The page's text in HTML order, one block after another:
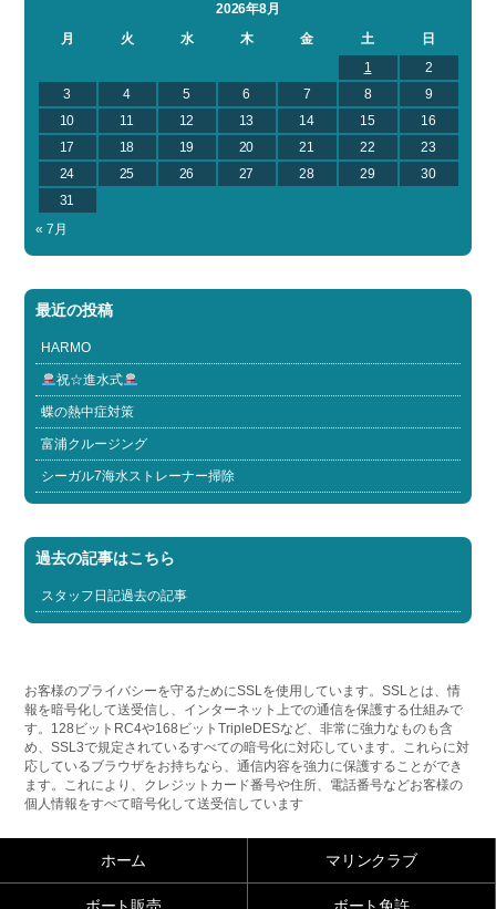
2026年8月
月
火 水 木 金 土
日
1
2
3
4 5 6 7 8
9
10
11 12 13 14 15
16
17
18 19 20 21 22
23
24
25 26 27 28 29
30
31
« 7月
最近の投稿
HARMO
祝☆進水式
蝶の熱中症対策
富浦クルージング
シーガル7海水ストレーナー掃除
過去の記事はこちら
スタッフ日記過去の記事
お客様のプライバシーを守るためにSSLを使用しています。SSLとは、情
報を暗号化して送受信し、インターネット上での通信を保護する仕組みで
す。128ビットRC4や168ビットTripleDESなど、非常に強力なものも含
め、SSL3で規定されているすべての暗号化に対応しています。これらに対
応しているブラウザをお持ちなら、通信内容を強力に保護することができ
ます。これにより、クレジットカード番号や住所、電話番号などお客様の
個人情報をすべて暗号化して送受信しています
ホーム マリンクラブ